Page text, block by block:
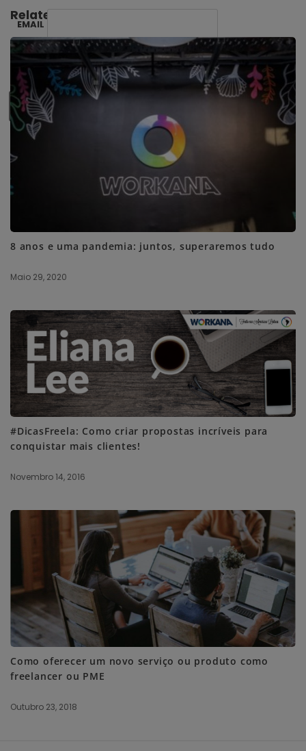
EMAIL
SUBSCRIBE ME
Related Posts:
8 anos e uma pandemia: juntos, superaremos tudo
Maio 29, 2020
#DicasFreela: Como criar propostas incríveis para
conquistar mais clientes!
Novembro 14, 2016
Como oferecer um novo serviço ou produto como
freelancer ou PME
Outubro 23, 2018